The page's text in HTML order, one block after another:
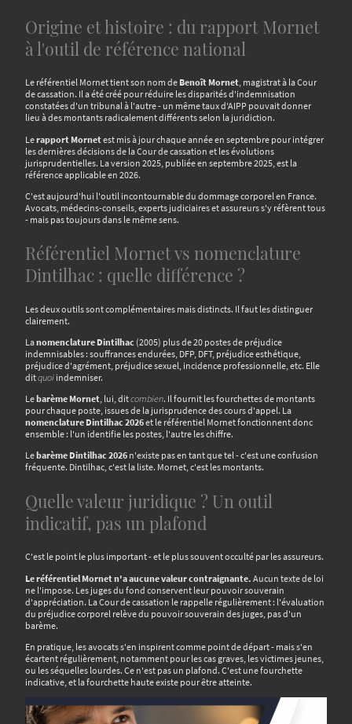
Origine et histoire : du rapport Mornet
à l'outil de référence national
Le référentiel Mornet tient son nom de Benoît Mornet, magistrat à la Cour
de cassation. Il a été créé pour réduire les disparités d'indemnisation
constatées d'un tribunal à l'autre - un même taux d'AIPP pouvait donner
lieu à des montants radicalement différents selon la juridiction.
Lerapport Mornetest mis à jour chaque année en septembre pour intégrer
les dernières décisions de la Cour de cassation et les évolutions
jurisprudentielles. La version 2025, publiée en septembre 2025, est la
référence applicable en 2026.
C'est aujourd'hui l'outil incontournable du dommage corporel en France.
Avocats, médecins-conseils, experts judiciaires et assureurs s'y réfèrent tous
- mais pas toujours dans le même sens.
Référentiel Mornet vs nomenclature
Dintilhac : quelle différence ?
Les deux outils sont complémentaires mais distincts. Il faut les distinguer
clairement.
Lanomenclature Dintilhac (2005) plus de 20 postes de préjudice
indemnisables : souffrances endurées, DFP, DFT, préjudice esthétique,
préjudice d'agrément, préjudice sexuel, incidence professionnelle, etc. Elle
ditquoi indemniser.
Lebarème Mornet, lui, ditcombien. Il fournit les fourchettes de montants
pour chaque poste, issues de la jurisprudence des cours d'appel. La
nomenclature Dintilhac 2026et le référentiel Mornet fonctionnent donc
ensemble : l'un identifie les postes, l'autre les chiffre.
Lebarème Dintilhac 2026 n'existe pas en tant que tel - c'est une confusion
fréquente. Dintilhac, c'est la liste. Mornet, c'est les montants.
Quelle valeur juridique ? Un outil
indicatif, pas un plafond
C'est le point le plus important - et le plus souvent occulté par les assureurs.
Le référentiel Mornet n'a aucune valeur contraignante. Aucun texte de loi
ne l'impose. Les juges du fond conservent leur pouvoir souverain
d'appréciation. La Cour de cassation le rappelle régulièrement : l'évaluation
du préjudice corporel relève du pouvoir souverain des juges, pas d'un
barème.
En pratique, les avocats s'en inspirent comme point de départ - mais s'en
écartent régulièrement, notamment pour les cas graves, les victimes jeunes,
ou les séquelles lourdes. Ce n'est pas un plafond. C'est une fourchette
indicative, et la fourchette haute existe pour être atteinte.